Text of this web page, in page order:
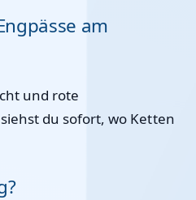
am
und rote
du sofort, wo Ketten